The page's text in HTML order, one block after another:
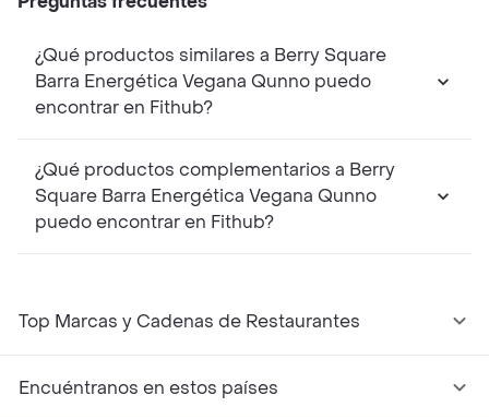
¿Qué productos similares a Berry Square
Barra Energética Vegana Qunno puedo
encontrar en Fithub?
¿Qué productos complementarios a Berry
Square Barra Energética Vegana Qunno
puedo encontrar en Fithub?
Top Marcas y Cadenas de Restaurantes
Encuéntranos en estos países